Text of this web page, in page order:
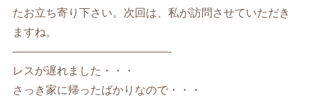
たお立ち寄り下さい。次回は、私が訪問させていただき
ますね。
——————————————-
レスが遅れました・・・
さっき家に帰ったばかりなので・・・